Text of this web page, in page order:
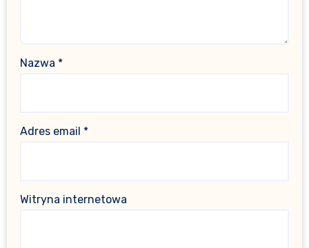
Nazwa *
Adres email *
Witryna internetowa